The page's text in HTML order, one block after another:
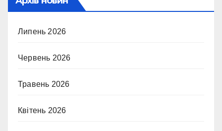
Липень 2026
Червень 2026
Травень 2026
Квітень 2026